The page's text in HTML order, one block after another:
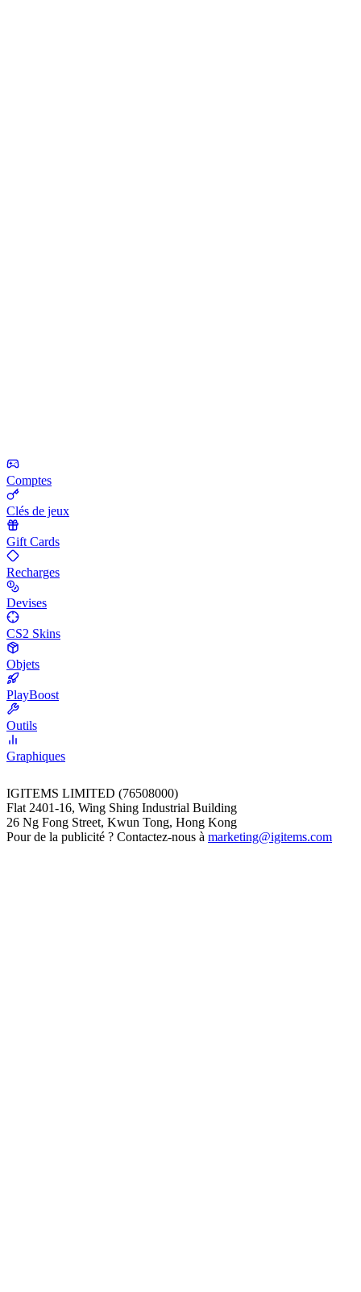
Comptes
Clés de jeux
Gift Cards
Recharges
Devises
CS2 Skins
Objets
PlayBoost
Outils
Graphiques
IGITEMS LIMITED (76508000)
Flat 2401-16, Wing Shing Industrial Building
26 Ng Fong Street, Kwun Tong, Hong Kong
Pour de la publicité ? Contactez-nous à marketing@igitems.com